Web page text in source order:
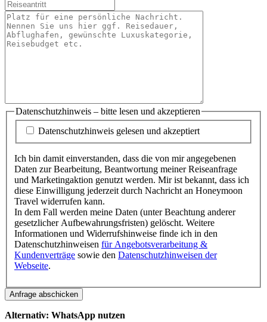
Datenschutzhinweis – bitte lesen und akzeptieren
Datenschutzhinweis gelesen und akzeptiert
Ich bin damit einverstanden, dass die von mir angegebenen
Daten zur Bearbeitung, Beantwortung meiner Reiseanfrage
und Marketingaktion genutzt werden. Mir ist bekannt, dass ich
diese Einwilligung jederzeit durch Nachricht an Honeymoon
Travel widerrufen kann.
In dem Fall werden meine Daten (unter Beachtung anderer
gesetzlicher Aufbewahrungsfristen) gelöscht. Weitere
Informationen und Widerrufshinweise finde ich in den
Datenschutzhinweisen für Angebotsverarbeitung &
Kundenverträge sowie den Datenschutzhinweisen der
Webseite.
Anfrage abschicken
Alternativ: WhatsApp nutzen